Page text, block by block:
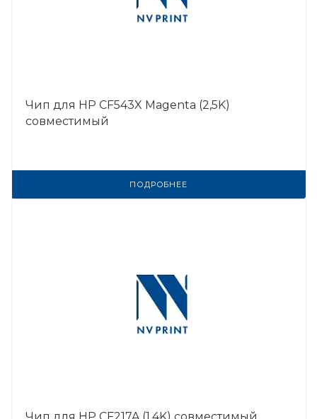
Чип для HP CF543X Magenta (2,5K)
совместимый
ПОДРОБНЕЕ